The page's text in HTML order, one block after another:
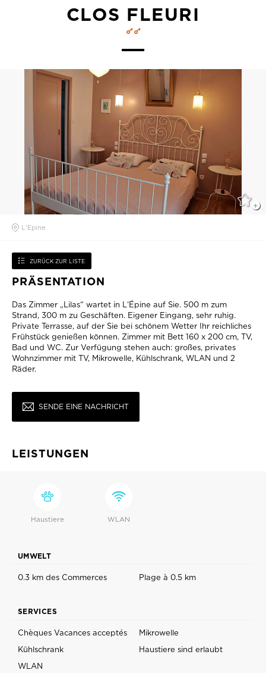
CLOS FLEURI
L'Epine
ZURÜCK ZUR LISTE
PRÄSENTATION
Das Zimmer „Lilas“ wartet in L‘Épine auf Sie. 500 m zum
Strand, 300 m zu Geschäften. Eigener Eingang, sehr ruhig.
Private Terrasse, auf der Sie bei schönem Wetter Ihr reichliches
Frühstück genießen können. Zimmer mit Bett 160 x 200 cm, TV,
Bad und WC. Zur Verfügung stehen auch: großes, privates
Wohnzimmer mit TV, Mikrowelle, Kühlschrank, WLAN und 2
Räder.
SENDE EINE NACHRICHT
LEISTUNGEN
Haustiere WLAN
UMWELT
0.3 km des Commerces Plage à 0.5 km
SERVICES
Chèques Vacances acceptés
Mikrowelle
Kühlschrank
Haustiere sind erlaubt
WLAN